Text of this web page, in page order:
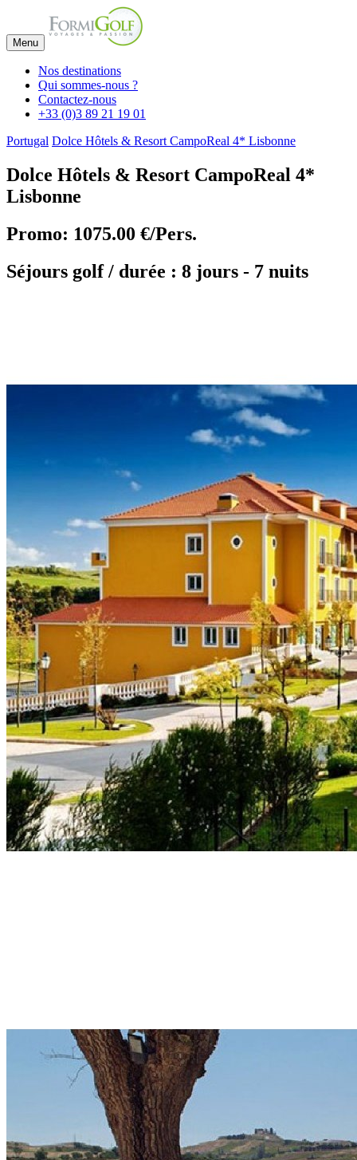
Menu
Nos destinations
Qui sommes-nous ?
Contactez-nous
+33 (0)3 89 21 19 01
Portugal Dolce Hôtels & Resort CampoReal 4* Lisbonne
Dolce Hôtels & Resort CampoReal 4*
Lisbonne
Promo: 1075.00 €/Pers.
Séjours golf / durée : 8 jours - 7 nuits